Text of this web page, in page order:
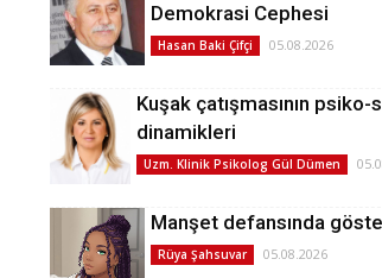
Demokrasi Cephesi
Hasan Baki Çifçi 05.08.2026
Kuşak çatışmasının psiko-
dinamikleri
Uzm. Klinik Psikolog Gül Dümen
Manşet defansında
Rüya Şahsuvar 05.08.2026